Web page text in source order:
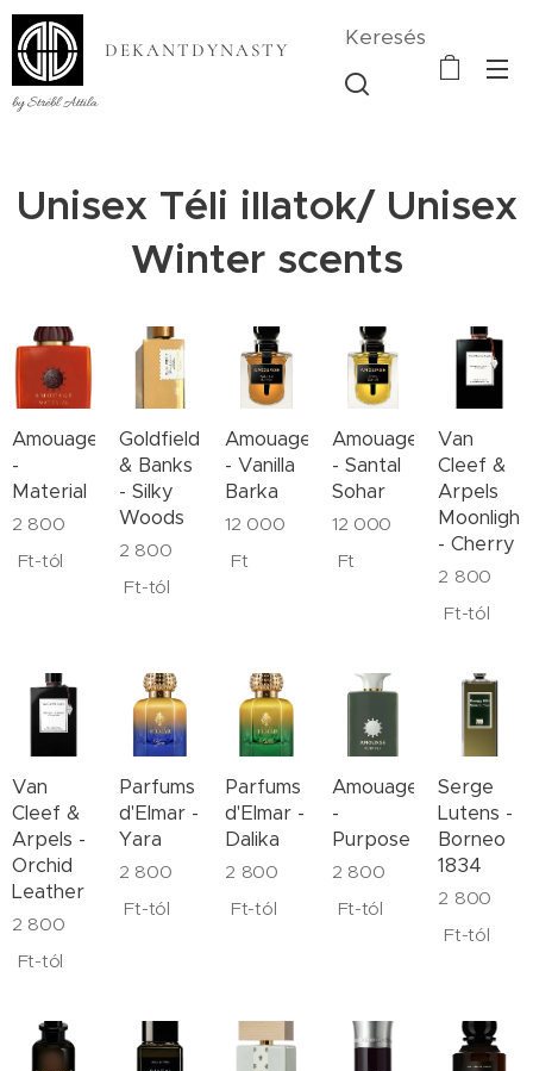
DEKANTDYNASTY
by Strébl Attila
Keresés
Unisex Téli illatok/ Unisex
Winter scents
Amouage
-
Material
2 800
Ft-tól
Goldfield
& Banks
- Silky
Woods
2 800
Ft-tól
Amouage
- Vanilla
Barka
12 000
Ft
Amouage
- Santal
Sohar
12 000
Ft
Van
Cleef &
Arpels
Moonlight
- Cherry
2 800
Ft-tól
Van
Cleef &
Arpels -
Orchid
Leather
2 800
Ft-tól
Parfums
d'Elmar -
Yara
2 800
Ft-tól
Parfums
d'Elmar -
Dalika
2 800
Ft-tól
Amouage
-
Purpose
2 800
Ft-tól
Serge
Lutens -
Borneo
1834
2 800
Ft-tól